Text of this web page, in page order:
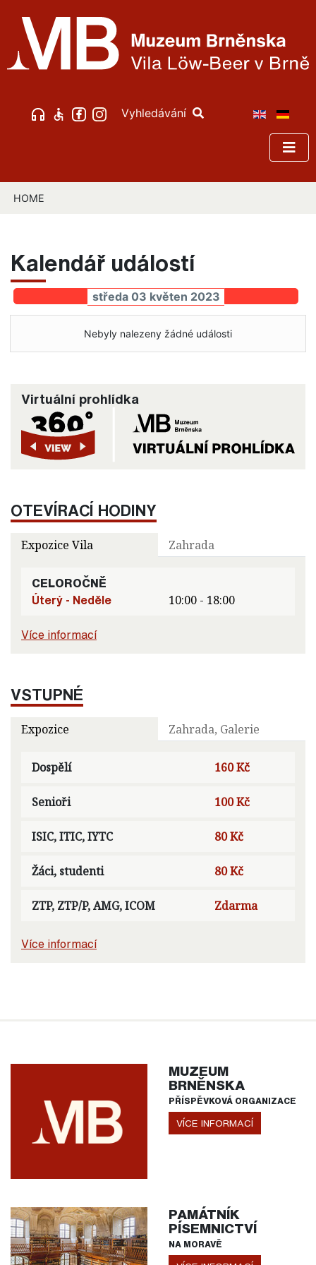
Vyhledávání
HOME
Kalendář událostí
středa 03 květen 2023
Nebyly nalezeny žádné události
Virtuální prohlídka
OTEVÍRACÍ HODINY
Expozice Vila Zahrada
CELOROČNĚ
Úterý - Neděle
10:00 - 18:00
Více informací
VSTUPNÉ
Expozice Zahrada, Galerie
Dospělí 160 Kč
Senioři 100 Kč
ISIC, ITIC, IYTC 80 Kč
Žáci, studenti 80 Kč
ZTP, ZTP/P, AMG, ICOM Zdarma
Více informací
MUZEUM
BRNĚNSKA
PŘÍSPĚVKOVÁ ORGANIZACE
VÍCE INFORMACÍ
PAMÁTNÍK
PÍSEMNICTVÍ
NA MORAVĚ